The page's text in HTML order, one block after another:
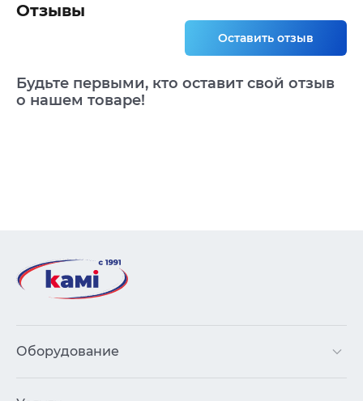
Отзывы
Оставить отзыв
Будьте первыми, кто оставит свой отзыв
о нашем товаре!
Оборудование